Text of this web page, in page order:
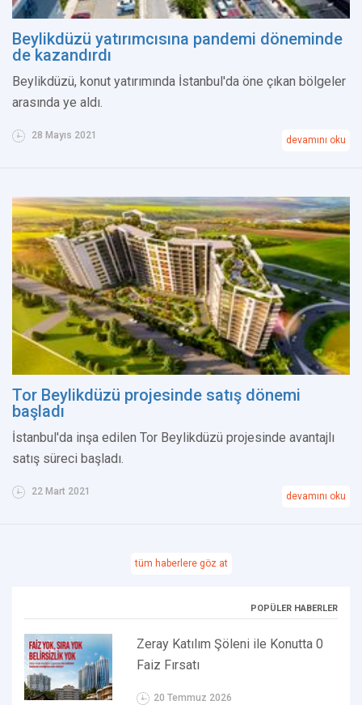
Beylikdüzü yatırımcısına pandemi döneminde
de kazandırdı
Beylikdüzü, konut yatırımında İstanbul'da öne çıkan bölgeler
arasında ye aldı.
28 Mayıs 2021 devamını oku
Tor Beylikdüzü projesinde satış dönemi
başladı
İstanbul'da inşa edilen Tor Beylikdüzü projesinde avantajlı
satış süreci başladı.
22 Mart 2021 devamını oku
tüm haberlere göz at
POPÜLER HABERLER
Zeray Katılım Şöleni ile Konutta 0
Faiz Fırsatı
20 Temmuz 2026